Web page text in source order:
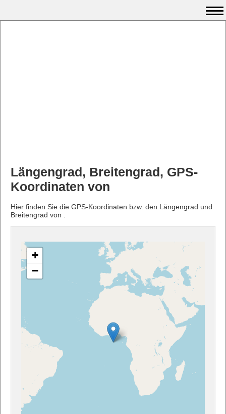
Längengrad, Breitengrad, GPS-
Koordinaten von
Hier finden Sie die GPS-Koordinaten bzw. den Längengrad und
Breitengrad von .
+
−